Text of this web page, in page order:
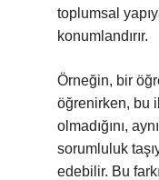
toplumsal
konumlandırır.
Örneğin, bir
öğrenirken, bu
olmadığını,
sorumluluk
edebilir. Bu